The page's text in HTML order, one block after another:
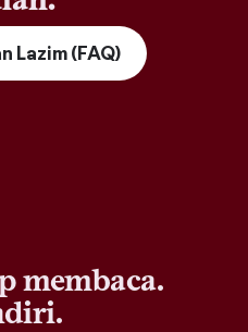
Lazim (FAQ)
membaca.